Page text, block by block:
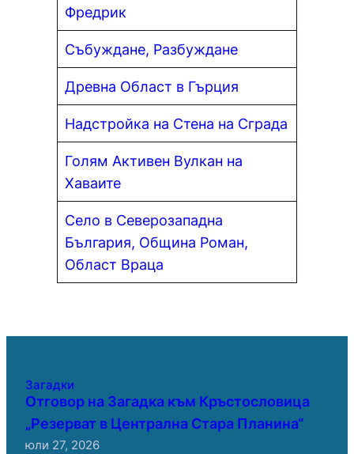
Фредрик
Събуждане, Разбуждане
Древна Област в Гърция
Надстройка на Стена на Сграда
Голям Активен Вулкан на
Хаваите
Село в Северозападна
България, Община Роман,
Област Враца
Загадки
Отговор на Загадка към Кръстословица
„Резерват в Централна Стара Планина“
юли 27, 2026